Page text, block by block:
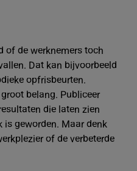
of de werknemers toch
Dat kan bijvoorbeeld
opfrisbeurten.
belang. Publiceer
die laten zien
is geworden. Maar denk
of de verbeterde